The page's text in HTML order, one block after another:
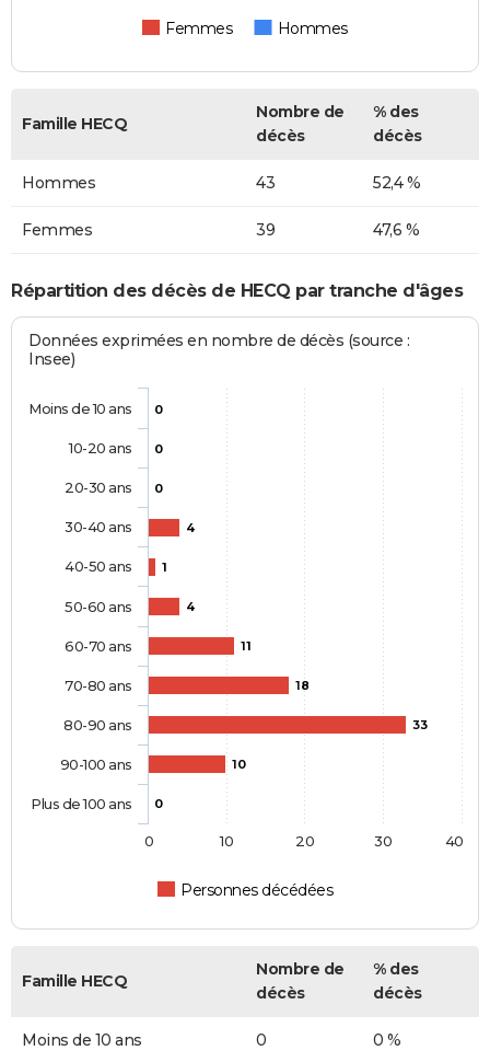
Femmes Hommes
Famille HECQ
Nombre de
décès
% des
décès
Hommes 43 52,4 %
Femmes 39 47,6 %
Répartition des décès de HECQ par tranche d'âges
Données exprimées en nombre de décès (source :
Insee)
0
0
0
4
1
4
11
18
33
10
0
Personnes décédées
Moins de 10 ans
10-20 ans
20-30 ans
30-40 ans
40-50 ans
50-60 ans
60-70 ans
70-80 ans
80-90 ans
90-100 ans
Plus de 100 ans
0 10 20 30 40
Famille HECQ
Nombre de
décès
% des
décès
Moins de 10 ans 0 0 %